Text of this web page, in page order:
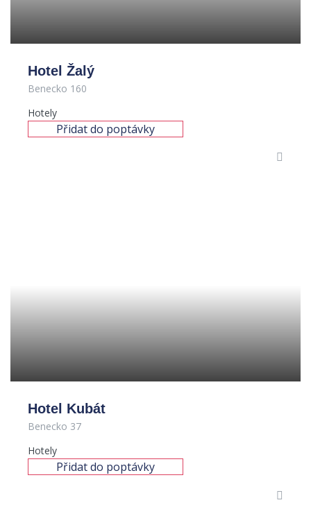
Hotel Žalý
Benecko 160
Hotely
Přidat do poptávky
Hotel Kubát
Benecko 37
Hotely
Přidat do poptávky